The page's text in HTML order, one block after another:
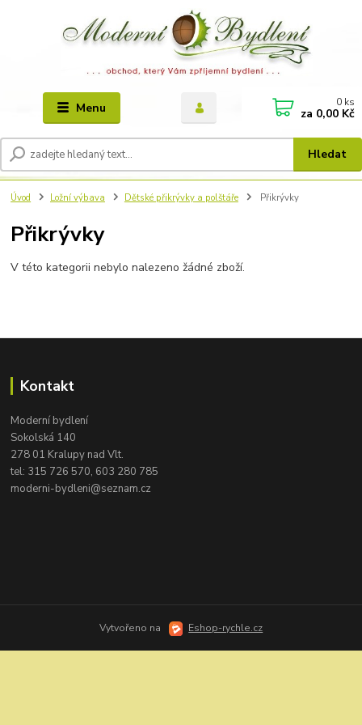
Menu
Hledat
0 ks
za 0,00 Kč
Úvod Ložní výbava Dětské přikrývky a polštáře Přikrývky
Přikrývky
V této kategorii nebylo nalezeno žádné zboží.
Kontakt
Moderní bydlení
Sokolská 140
278 01 Kralupy nad Vlt.
tel: 315 726 570, 603 280 785
moderni-bydleni@seznam.cz
Vytvořeno na Eshop-rychle.cz